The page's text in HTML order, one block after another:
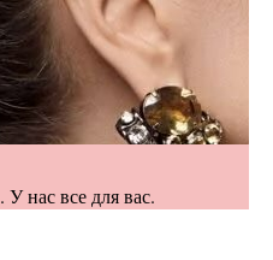
нас все для вас.